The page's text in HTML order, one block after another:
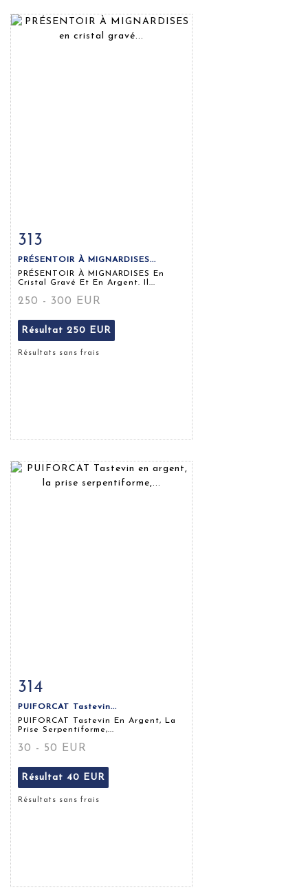
Fiche détaillée
313
PRÉSENTOIR À MIGNARDISES...
PRÉSENTOIR À MIGNARDISES En
Cristal Gravé Et En Argent. Il...
250 - 300 EUR
Résultat 250 EUR
Résultats sans frais
Fiche détaillée
314
PUIFORCAT Tastevin...
PUIFORCAT Tastevin En Argent, La
Prise Serpentiforme,...
30 - 50 EUR
Résultat 40 EUR
Résultats sans frais